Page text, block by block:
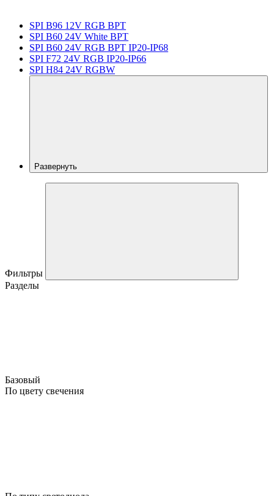
SPI B96 12V RGB BPT
SPI B60 24V White BPT
SPI B60 24V RGB BPT IP20-IP68
SPI F72 24V RGB IP20-IP66
SPI H84 24V RGBW
Развернуть
Фильтры
Разделы
Базовый
По цвету свечения